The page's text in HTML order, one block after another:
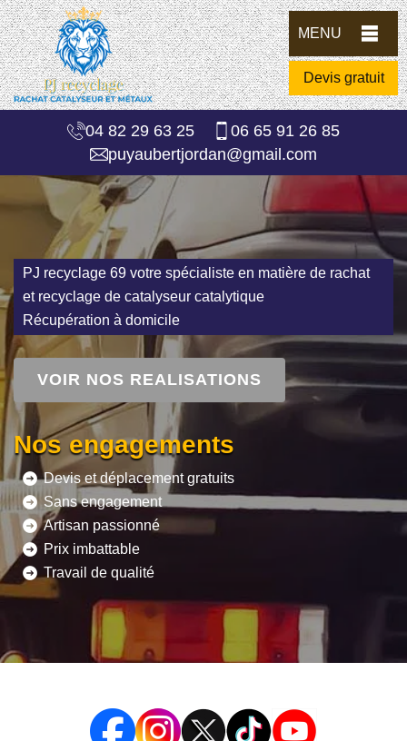
MENU
Devis gratuit
04 82 29 63 25
06 65 91 26 85
puyaubertjordan@gmail.com
PJ recyclage 69 votre spécialiste en matière de rachat
et recyclage de catalyseur catalytique
Récupération à domicile
VOIR NOS REALISATIONS
Nos engagements
Devis et déplacement gratuits
Sans engagement
Artisan passionné
Prix imbattable
Travail de qualité